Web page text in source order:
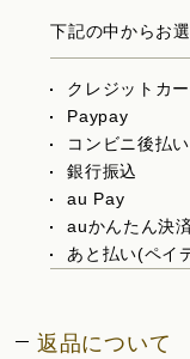
下記の中からお
クレジットカ
Paypay
コンビニ後払い
銀行振込
au Pay
auかんたん決
あと払い(ペイ
返品について